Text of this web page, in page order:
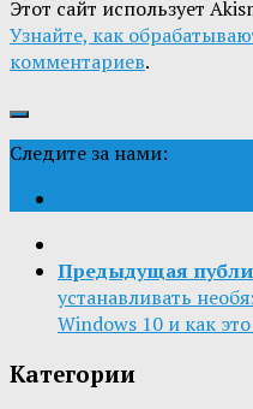
Этот сайт использует
Узнайте, как
комментариев.
Следите за нами:
Предыдущая
устанавливать
Windows 10 и как
Категории